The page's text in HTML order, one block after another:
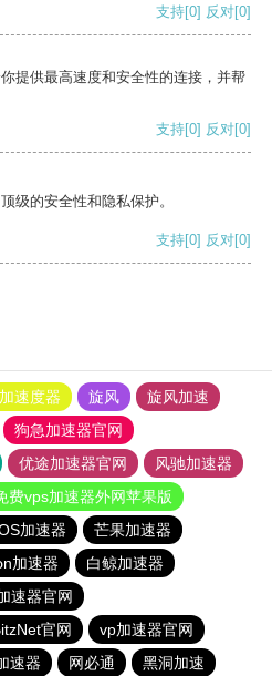
支持[0] 反对[0]
提供最高速度和安全性的连接，并帮
支持[0] 反对[0]
级的安全性和隐私保护。
支持[0] 反对[0]
速度器 旋风
旋风加速
狗急加速器官网
优途加速器官网
风驰加速器
费vps加速器外网苹果版
加速器
芒果加速器
加速器
白鲸加速器
速器官网
官网
vp加速器官网
速器 网必通
黑洞加速